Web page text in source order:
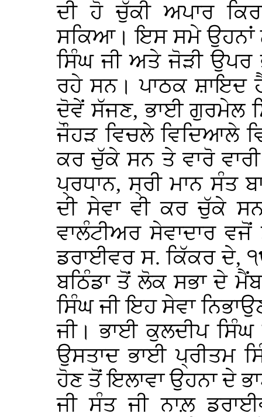
ਦੀ ਹੋ ਚੁੱਕੀ ਅਪਾਰ
ਸਕਿਆ। ਇਸ ਸਮੇ ਉਹਨਾਂ
ਸਿੰਘ ਜੀ ਅਤੇ ਜੋੜੀ ਉਪਰ
ਰਹੇ ਸਨ। ਪਾਠਕ ਸ਼ਾਇਦ
ਦੋਵੇਂ ਸੱਜਣ, ਭਾਈ ਗੁਰਮੇਲ
ਜੌਹੜ ਵਿਚਲੇ ਵਿਦਿਆਲੇ
ਕਰ ਚੁੱਕੇ ਸਨ ਤੇ ਵਾਰੋ
ਪ੍ਰਧਾਨ, ਸ੍ਰੀ ਮਾਨ ਸੰਤ
ਦੀ ਸੇਵਾ ਵੀ ਕਰ ਚੁੱਕੇ
ਵਾਲੰਟੀਅਰ ਸੇਵਾਦਾਰ
ਡਰਾਈਵਰ ਸ. ਕਿੱਕਰ ਦੇ,
ਬਠਿੰਡਾ ਤੋਂ ਲੋਕ ਸਭਾ ਦੇ
ਸਿੰਘ ਜੀ ਇਹ ਸੇਵਾ
ਜੀ। ਭਾਈ ਕੁਲਦੀਪ
ਉਸਤਾਦ ਭਾਈ ਪ੍ਰੀਤਮ
ਹੋਣ ਤੋਂ ਇਲਾਵਾ ਉਹਨਾ ਦੇ
ਜੀ ਸੰਤ ਜੀ ਨਾਲ਼